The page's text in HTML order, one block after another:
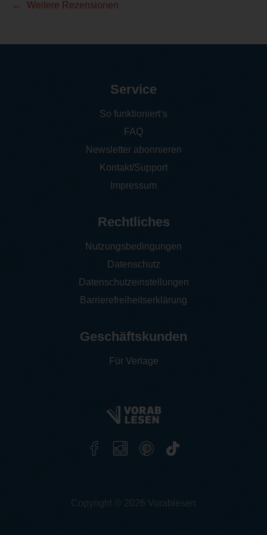
Weitere Rezensionen
Service
So funktioniert‘s
FAQ
Newsletter abonnieren
Kontakt/Support
Impressum
Rechtliches
Nutzungsbedingungen
Datenschutz
Datenschutzeinstellungen
Barrierefreiheitserklärung
Geschäftskunden
Für Verlage
Copyright © 2026 Vorablesen